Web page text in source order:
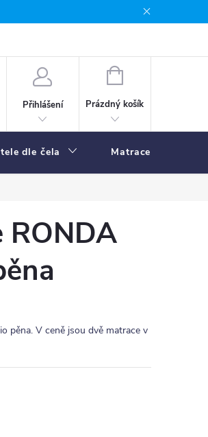
Přihlášení
NÁKUPNÍ
Prázdný košík
dle čela Matrace
pěna. V ceně jsou dvě matrace v